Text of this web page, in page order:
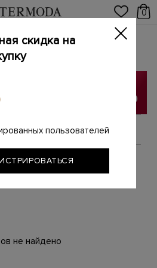
0
босоножки
/ Обувь
СОРТИРОВАТЬ
не найдено
скидка на
пользователей